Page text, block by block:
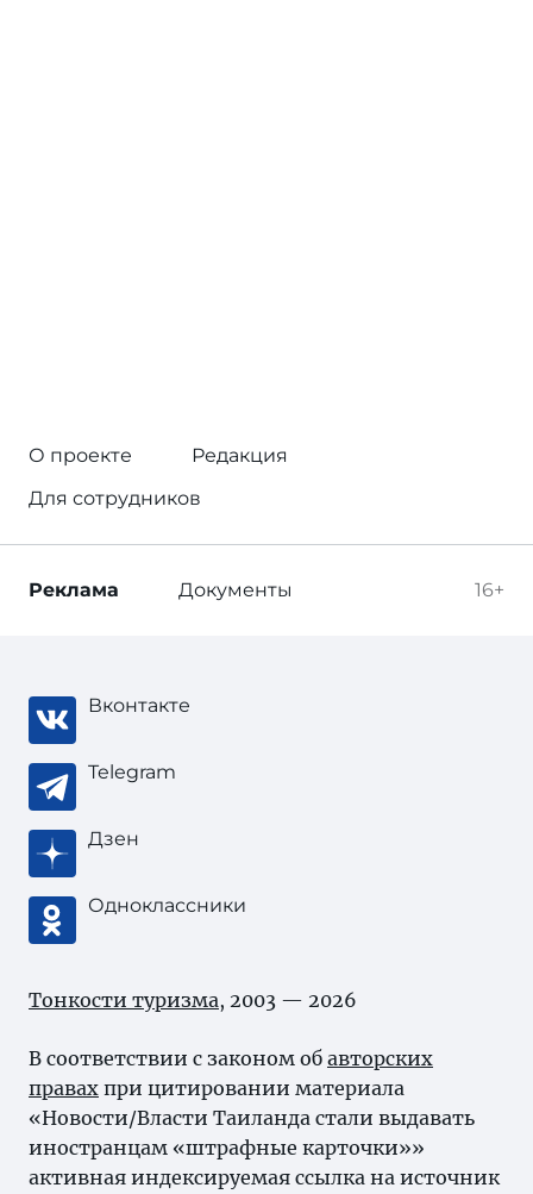
О проекте
Редакция
Для сотрудников
16+
Реклама Документы
Вконтакте
Telegram
Дзен
Одноклассники
Тонкости туризма, 2003 — 2026
В соответствии с законом об авторских
правах при цитировании материала
«Новости/Власти Таиланда стали выдавать
иностранцам «штрафные карточки»»
активная индексируемая ссылка на источник